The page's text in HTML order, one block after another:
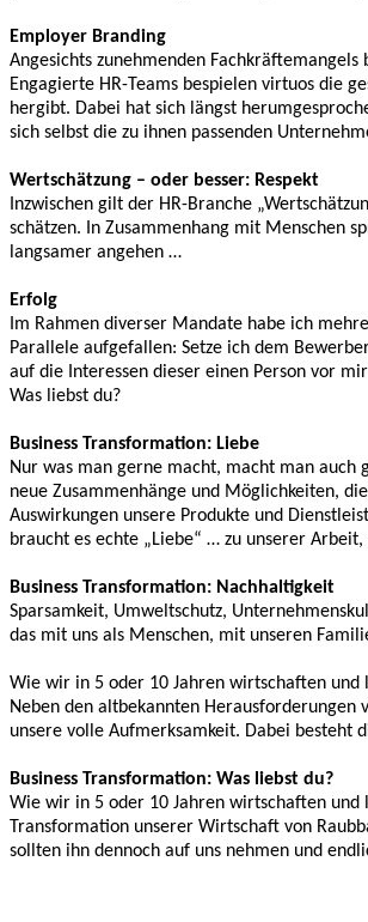
Employer Branding
Angesichts zunehmenden
Engagierte HR-Teams bespielen virtuos die
hergibt. Dabei hat sich längst
sich selbst die zu ihnen passenden
Wertschätzung – oder besser: Respekt
Inzwischen gilt der HR-Branche
schätzen. In Zusammenhang mit Menschen
langsamer angehen …
Erfolg
Im Rahmen diverser Mandate habe ich
Parallele aufgefallen: Setze ich dem
auf die Interessen dieser einen Person vor
Was liebst du?
Business Transformation: Liebe
Nur was man gerne macht, macht man
neue Zusammenhänge und Möglichkeiten,
Auswirkungen unsere Produkte und
braucht es echte „Liebe“ … zu unserer
Business Transformation: Nachhaltigkeit
Sparsamkeit, Umweltschutz,
das mit uns als Menschen, mit unseren
Wie wir in 5 oder 10 Jahren wirtschaften und
Neben den altbekannten
unsere volle Aufmerksamkeit. Dabei besteht
Business Transformation: Was liebst du?
Wie wir in 5 oder 10 Jahren wirtschaften und
Transformation unserer Wirtschaft von
sollten ihn dennoch auf uns nehmen und